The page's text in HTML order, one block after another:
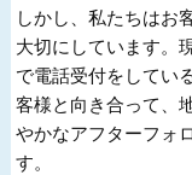
しかし、私たちはお
大切にしています。
で電話受付をしてい
客様と向き合って、
やかなアフターフォ
す。